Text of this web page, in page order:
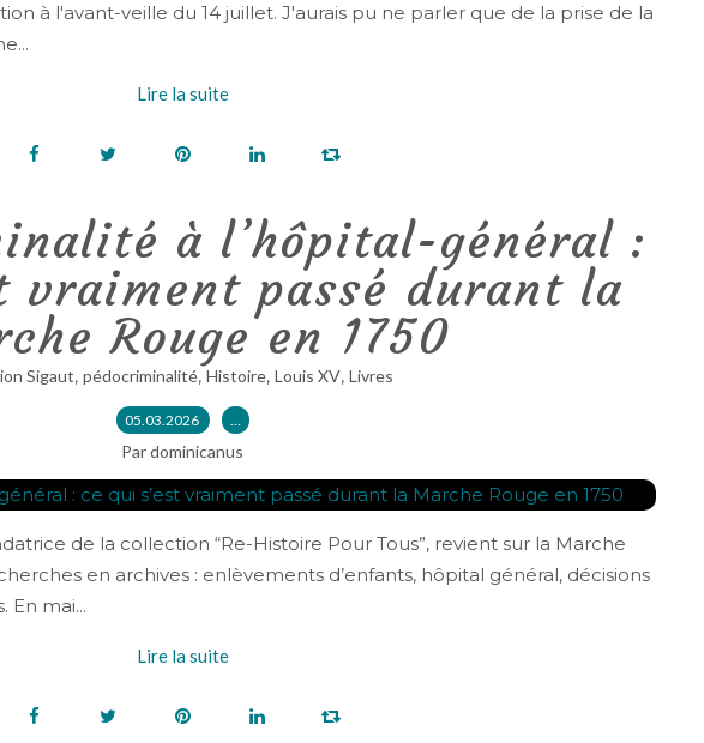
à l'avant-veille du 14 juillet. J'aurais pu ne parler que de la prise de la
Lire la suite
à l’hôpital-général :
vraiment passé durant la
Rouge en 1750
Sigaut, pédocriminalité, Histoire, Louis XV, Livres
05.03.2026 …
Par dominicanus
de la collection “Re-Histoire Pour Tous”, revient sur la Marche
en archives : enlèvements d’enfants, hôpital général, décisions
En mai...
Lire la suite